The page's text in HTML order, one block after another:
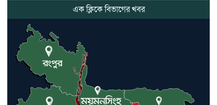
সভাপতির
গলিত মরদেহ উদ্ধার
লন্ডনে আদমপুর ইউনাইটেড কলেজ
বাস্তবায়ন নিয়ে আলোচনা সভা
এক ক্লিকে বিভাগের খবর